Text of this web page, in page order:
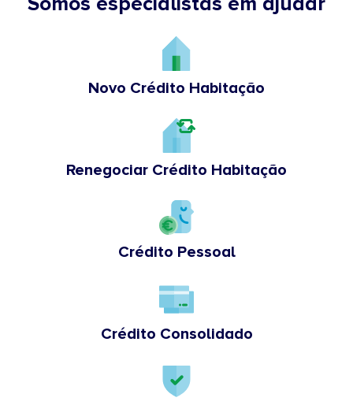
Novo Crédito Habitação
Renegociar Crédito Habitação
Crédito Pessoal
Crédito Consolidado